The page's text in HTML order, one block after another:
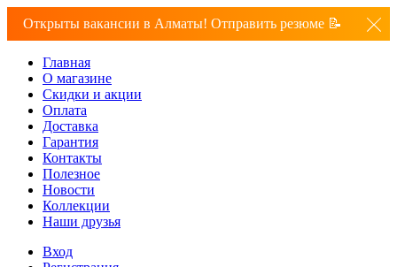
Открыты вакансии в Алматы! Отправить резюме 📝
Главная
О магазине
Скидки и акции
Оплата
Доставка
Гарантия
Контакты
Полезное
Новости
Коллекции
Наши друзья
Вход